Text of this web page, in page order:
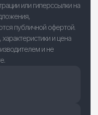
или гиперссылки на
публичной офертой.
и цена
и не